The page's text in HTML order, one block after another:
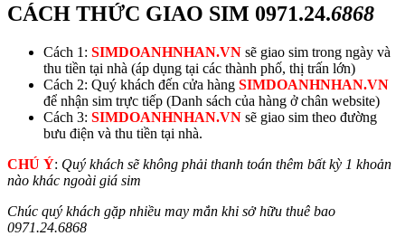
CÁCH THỨC GIAO SIM 0971.24.6868
Cách 1: SIMDOANHNHAN.VN sẽ giao sim trong ngày và
thu tiền tại nhà (áp dụng tại các thành phố, thị trấn lớn)
Cách 2: Quý khách đến cửa hàng SIMDOANHNHAN.VN
để nhận sim trực tiếp (Danh sách của hàng ở chân website)
Cách 3: SIMDOANHNHAN.VN sẽ giao sim theo đường
bưu điện và thu tiền tại nhà.
CHÚ Ý: Quý khách sẽ không phải thanh toán thêm bất kỳ 1 khoản
nào khác ngoài giá sim
Chúc quý khách gặp nhiều may mắn khi sở hữu thuê bao
0971.24.6868